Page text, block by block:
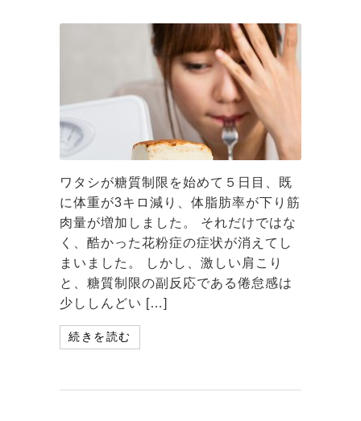
ワタシが糖質制限を始めて５日目、既
に体重が3キロ減り、体脂肪率が下り筋
肉量が増加しました。 それだけではな
く、酷かった花粉症の症状が消えてし
まいました。 しかし、激しい肩こり
と、糖質制限の副反応である倦怠感は
少ししんどい […]
続きを読む